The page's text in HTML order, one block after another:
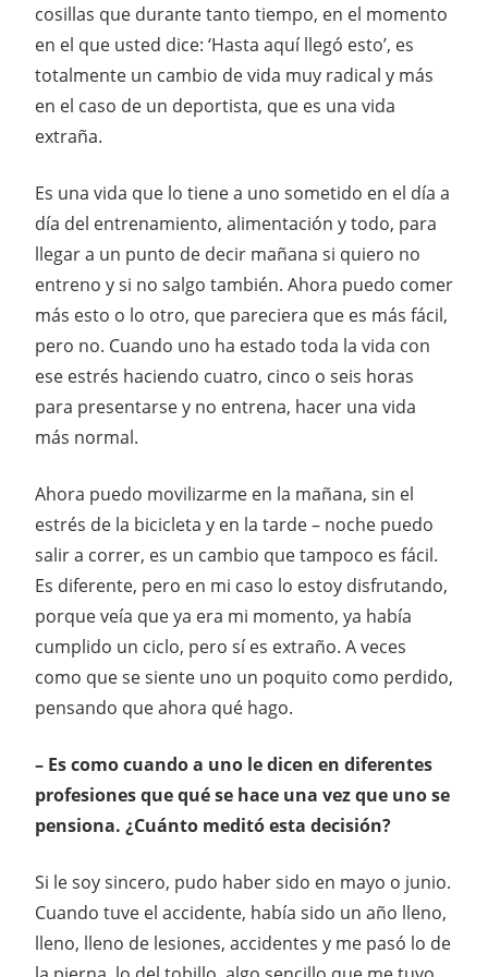
cosillas que durante tanto tiempo, en el momento
en el que usted dice: ‘Hasta aquí llegó esto’, es
totalmente un cambio de vida muy radical y más
en el caso de un deportista, que es una vida
extraña.
Es una vida que lo tiene a uno sometido en el día a
día del entrenamiento, alimentación y todo, para
llegar a un punto de decir mañana si quiero no
entreno y si no salgo también. Ahora puedo comer
más esto o lo otro, que pareciera que es más fácil,
pero no. Cuando uno ha estado toda la vida con
ese estrés haciendo cuatro, cinco o seis horas
para presentarse y no entrena, hacer una vida
más normal.
Ahora puedo movilizarme en la mañana, sin el
estrés de la bicicleta y en la tarde – noche puedo
salir a correr, es un cambio que tampoco es fácil.
Es diferente, pero en mi caso lo estoy disfrutando,
porque veía que ya era mi momento, ya había
cumplido un ciclo, pero sí es extraño. A veces
como que se siente uno un poquito como perdido,
pensando que ahora qué hago.
– Es como cuando a uno le dicen en diferentes
profesiones que qué se hace una vez que uno se
pensiona. ¿Cuánto meditó esta decisión?
Si le soy sincero, pudo haber sido en mayo o junio.
Cuando tuve el accidente, había sido un año lleno,
lleno, lleno de lesiones, accidentes y me pasó lo de